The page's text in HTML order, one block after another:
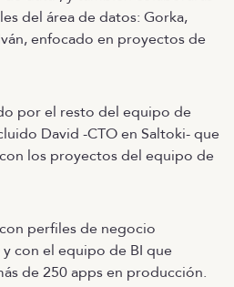
del área de datos: Gorka,
enfocado en proyectos de
por el resto del equipo de
David -CTO en Saltoki- que
los proyectos del equipo de
perfiles de negocio
con el equipo de BI que
de 250 apps en producción.